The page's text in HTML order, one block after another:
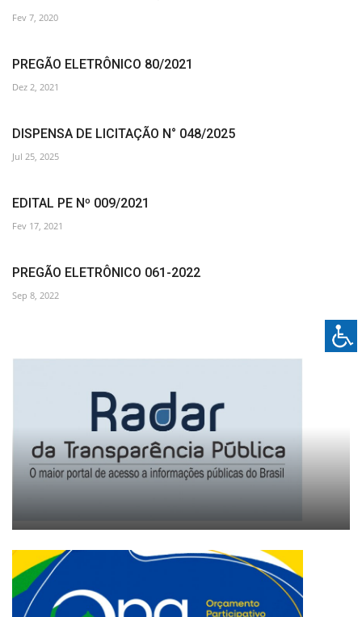
Fev 7, 2020
PREGÃO ELETRÔNICO 80/2021
Dez 2, 2021
DISPENSA DE LICITAÇÃO N° 048/2025
Jul 25, 2025
EDITAL PE Nº 009/2021
Fev 17, 2021
PREGÃO ELETRÔNICO 061-2022
Sep 8, 2022